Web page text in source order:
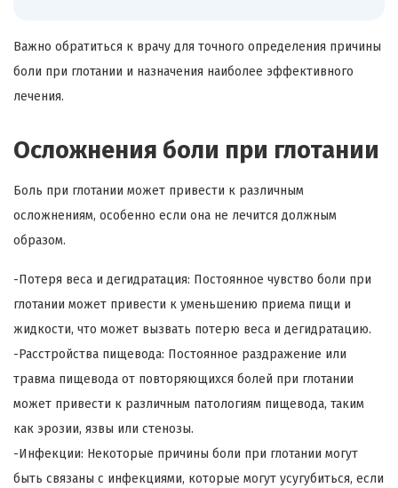
Важно обратиться к врачу для точного определения причины
боли при глотании и назначения наиболее эффективного
лечения.
Осложнения боли при глотании
Боль при глотании может привести к различным
осложнениям, особенно если она не лечится должным
образом.
-Потеря веса и дегидратация: Постоянное чувство боли при
глотании может привести к уменьшению приема пищи и
жидкости, что может вызвать потерю веса и дегидратацию.
-Расстройства пищевода: Постоянное раздражение или
травма пищевода от повторяющихся болей при глотании
может привести к различным патологиям пищевода, таким
как эрозии, язвы или стенозы.
-Инфекции: Некоторые причины боли при глотании могут
быть связаны с инфекциями, которые могут усугубиться, если